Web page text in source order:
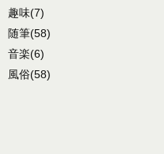
趣味(7)
随筆(58)
音楽(6)
風俗(58)